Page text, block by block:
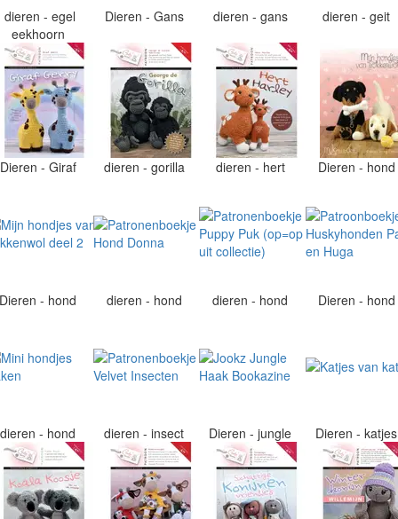
dieren - egel
eekhoorn
Dieren - Gans dieren - gans dieren - geit
Dieren - Giraf dieren - gorilla dieren - hert Dieren - hond
Dieren - hond dieren - hond dieren - hond Dieren - hond
dieren - hond dieren - insect Dieren - jungle Dieren -